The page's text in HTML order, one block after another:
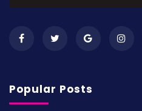
Popular Posts